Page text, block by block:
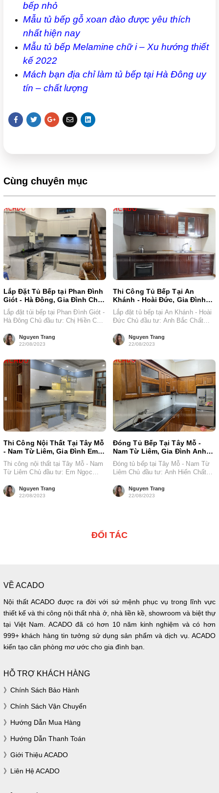
bếp nhỏ
Mẫu tủ bếp gỗ xoan đào được yêu thích
nhất hiện nay
Mẫu tủ bếp Melamine chữ i – Xu hướng thiết
kế 2022
Mách bạn địa chỉ làm tủ bếp tại Hà Đông uy
tín – chất lượng
Cùng chuyên mục
Lắp Đặt Tủ Bếp tại Phan Đình
Giót - Hà Đông, Gia Đình Chị
Hiền
Lắp đặt tủi bếp tại Phan Đình Giót -
Hà Đông Chủ đầu tư: Chị Hiền Chất
Nguyen Trang
22/08/2023
Thi Công Tủ Bếp Tại An
Khánh - Hoài Đức, Gia Đình
Anh Bắc
Lắp đặt tủ bếp tại An Khánh - Hoài
Đức Chủ đầu tư: Anh Bắc Chất
Nguyen Trang
22/08/2023
Thi Công Nội Thất Tại Tây Mỗ
- Nam Từ Liêm, Gia Đình Em
Ngọc
Thi công nội thất tại Tây Mỗ - Nam
Từ Liêm Chủ đầu tư: Em Ngọc
Nguyen Trang
22/08/2023
Đóng Tủ Bếp Tại Tây Mỗ -
Nam Từ Liêm, Gia Đình Anh
Hiến
Đóng tủ bếp tại Tây Mỗ - Nam Từ
Liêm Chủ đầu tư: Anh Hiến Chất
Nguyen Trang
22/08/2023
ĐỐI TÁC
VỀ ACADO
Nội thất ACADO được ra đời với sứ mệnh phục vụ trong lĩnh vực
thiết kế và thi công nội thất nhà ở, nhà liền kề, showroom và biệt thự
tại Việt Nam. ACADO đã có hơn 10 năm kinh nghiệm và có hơn
999+ khách hàng tin tưởng sử dụng sản phẩm và dịch vụ. ACADO
kiến tạo căn phòng mơ ước cho gia đình bạn.
HỖ TRỢ KHÁCH HÀNG
Chính Sách Bảo Hành
Chính Sách Vận Chuyển
Hướng Dẫn Mua Hàng
Hướng Dẫn Thanh Toán
Giới Thiệu ACADO
Liên Hệ ACADO